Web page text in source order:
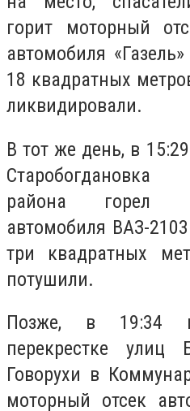
горит моторный
автомобиля
18 квадратных
ликвидировали.
В тот же день, в
Старобогдановка
района горел
автомобиля ВАЗ-
три квадратных
потушили.
Позже, в 19:34
перекрестке
Говорухи в
моторный отсек